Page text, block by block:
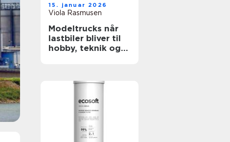
15. januar 2026
Viola Rasmusen
Modeltrucks når
lastbiler bliver til
hobby, teknik og